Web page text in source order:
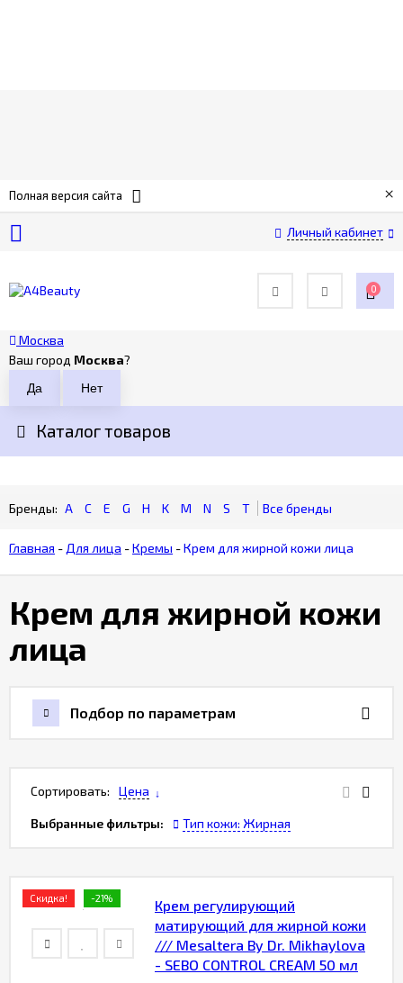
Полная версия сайта ×
Личный кабинет
Гарантия
программа
0
Москва
Ваш город Москва?
Каталог товаров
A C E G H K M N S T
Главная - Для лица -Кремы -Крем для жирной кожи лица
Крем для жирной кожи
лица
Подбор по параметрам
Сортировать: Цена
Выбранные фильтры: Тип кожи: Жирная
Скидка! -21%
Крем регулирующий
матирующий для жирной кожи
/// Mesaltera By Dr. Mikhaylova
- SEBO CONTROL CREAM 50 мл